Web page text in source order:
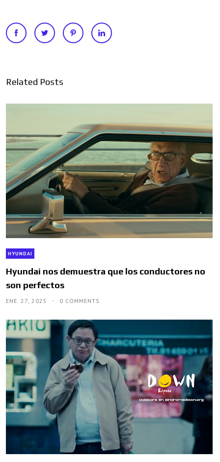
Related Posts
HYUNDAI
Hyundai nos demuestra que los conductores no
son perfectos
ENE. 27, 2025 0 COMMENTS